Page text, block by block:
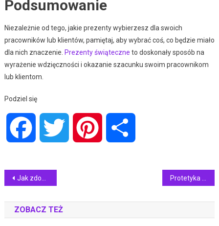
Podsumowanie
Niezależnie od tego, jakie prezenty wybierzesz dla swoich
pracowników lub klientów, pamiętaj, aby wybrać coś, co będzie miało
dla nich znaczenie. Prezenty świąteczne to doskonały sposób na
wyrażenie wdzięczności i okazanie szacunku swoim pracownikom
lub klientom.
Podziel się
Facebook Twitter Pinterest
Nawigacja
wpisu
Jak zdobyć uprawnienia do pracy elektryka?
ZOBACZ TEŻ